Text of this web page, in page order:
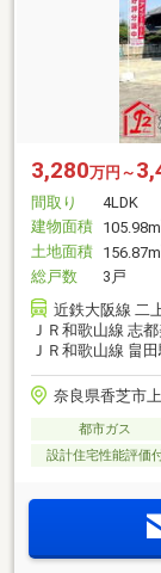
3,280万円～
間取り
4LDK
建物面積 105.98m
土地面積 156.87m
総戸数
3戸
近鉄大阪線 二
ＪＲ和歌山線 志
ＪＲ和歌山線 畠
奈良県香芝市
都市ガス
設計住宅性能評価